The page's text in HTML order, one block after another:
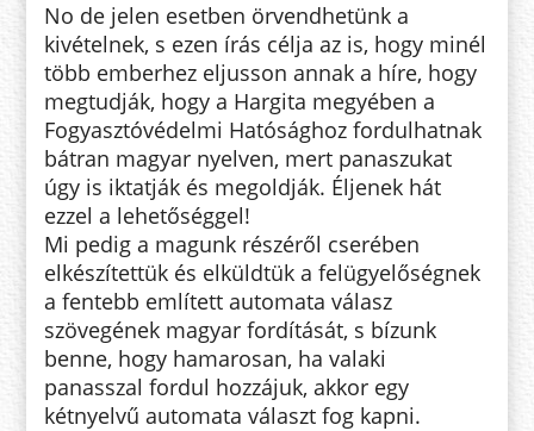
No de jelen esetben örvendhetünk a
kivételnek, s ezen írás célja az is, hogy minél
több emberhez eljusson annak a híre, hogy
megtudják, hogy a Hargita megyében a
Fogyasztóvédelmi Hatósághoz fordulhatnak
bátran magyar nyelven, mert panaszukat
úgy is iktatják és megoldják. Éljenek hát
ezzel a lehetőséggel!
Mi pedig a magunk részéről cserében
elkészítettük és elküldtük a felügyelőségnek
a fentebb említett automata válasz
szövegének magyar fordítását, s bízunk
benne, hogy hamarosan, ha valaki
panasszal fordul hozzájuk, akkor egy
kétnyelvű automata választ fog kapni.